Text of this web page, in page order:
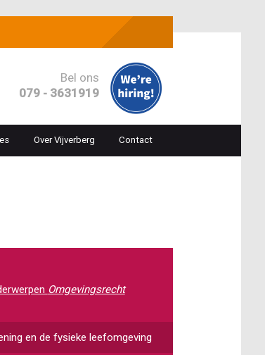
Bel ons
079 - 3631919
Over Vijverberg Contact
Omgevingsrecht
en de fysieke leefomgeving